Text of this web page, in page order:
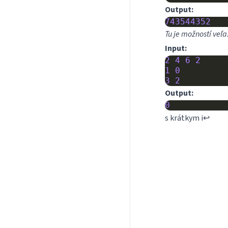
Output:
743544352
Tu je možností
Input:
2 4 6
2
1
0
3
2
Output:
0
s krátkym i↩